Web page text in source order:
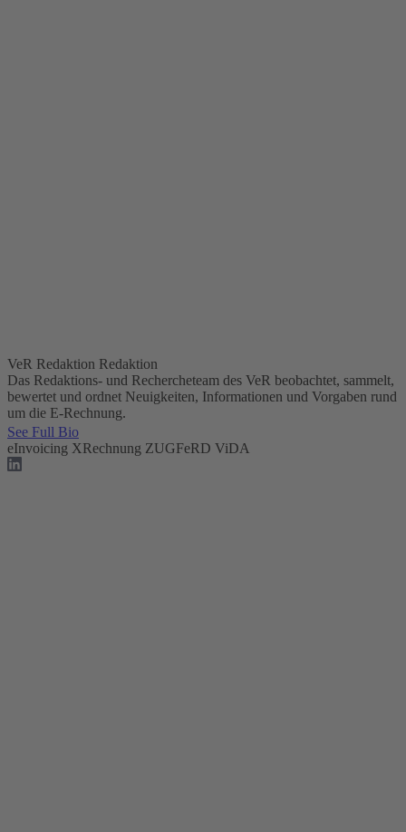
VeR Redaktion Redaktion
Das Redaktions- und Rechercheteam des VeR beobachtet, sammelt,
bewertet und ordnet Neuigkeiten, Informationen und Vorgaben rund
um die E-Rechnung.
See Full Bio
eInvoicing XRechnung ZUGFeRD ViDA